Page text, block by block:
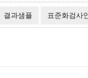
결과샘플 표준화검사